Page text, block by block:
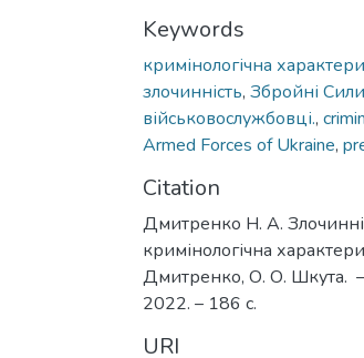
Keywords
кримінологічна
злочинність, Збройні
військовослужбовці.,
Armed Forces of Ukraine,
Citation
Дмитренко Н. А.
кримінологічна
Дмитренко, О. О. Шкута. –
2022. – 186 с.
URI